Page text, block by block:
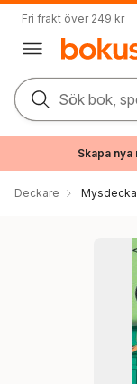
Fri frakt över 249 kr
Sök bok,
Skapa
Deckare